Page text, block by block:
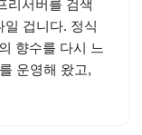
리서버를 검색
겁니다. 정식
향수를 다시 느
운영해 왔고,